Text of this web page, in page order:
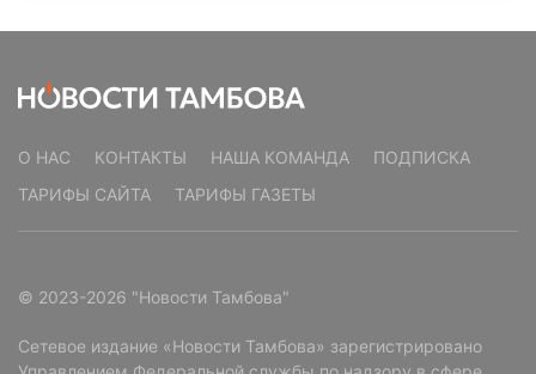
О НАС КОНТАКТЫ НАША КОМАНДА
ПОДПИСКА
ТАРИФЫ САЙТА
ТАРИФЫ ГАЗЕТЫ
© 2023-2026 "Новости Тамбова"
Сетевое издание «Новости Тамбова» зарегистрировано